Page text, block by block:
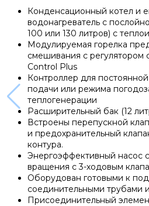
Напольные газовые котлы
Напольные газовые
котлы Vaillant
Настенные электрические
Ёмкостные
Системы управления
Конденсационный котел и
водонагреватель с
100 или 130 литров) с
Модулируемая горелка
смешивания с регулятором
Control Plus
Контроллер для
подачи или режима
теплогенерации
Расширительный бак (12
Встроены перепускной
и предохранительный
контура.
Энергоэффективный насос
вращения с 3-ходовым
Оборудован готовыми к
соединительными трубами
Присоединительный